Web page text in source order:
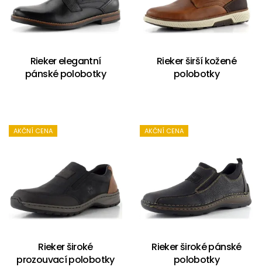
Rieker elegantní
pánské polobotky
Rieker širší kožené
polobotky
AKČNÍ CENA
Rieker široké
prozouvací polobotky
AKČNÍ CENA
Rieker široké pánské
polobotky